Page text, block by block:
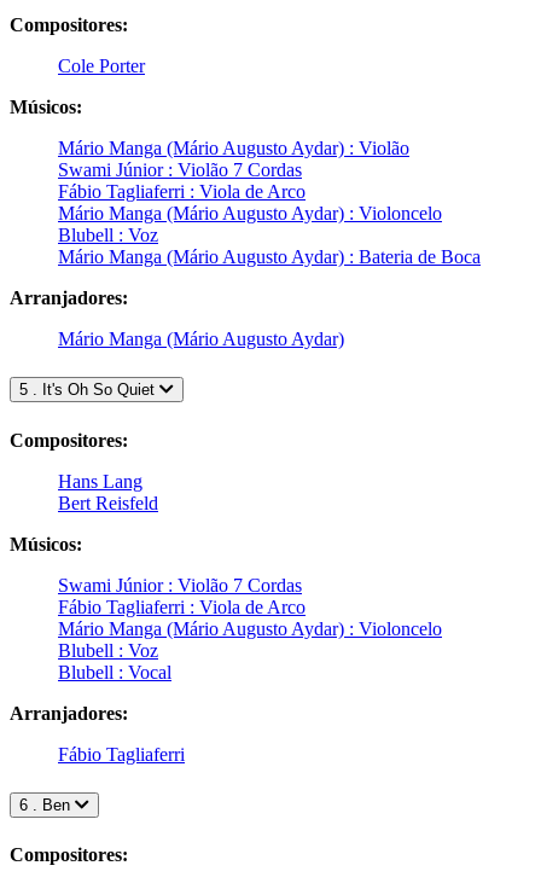
Compositores:
Cole Porter
Músicos:
Mário Manga (Mário Augusto Aydar) : Violão
Swami Júnior : Violão 7 Cordas
Fábio Tagliaferri : Viola de Arco
Mário Manga (Mário Augusto Aydar) : Violoncelo
Blubell : Voz
Mário Manga (Mário Augusto Aydar) : Bateria de Boca
Arranjadores:
Mário Manga (Mário Augusto Aydar)
5 . It's Oh So Quiet
Compositores:
Hans Lang
Bert Reisfeld
Músicos:
Swami Júnior : Violão 7 Cordas
Fábio Tagliaferri : Viola de Arco
Mário Manga (Mário Augusto Aydar) : Violoncelo
Blubell : Voz
Blubell : Vocal
Arranjadores:
Fábio Tagliaferri
6 . Ben
Compositores: